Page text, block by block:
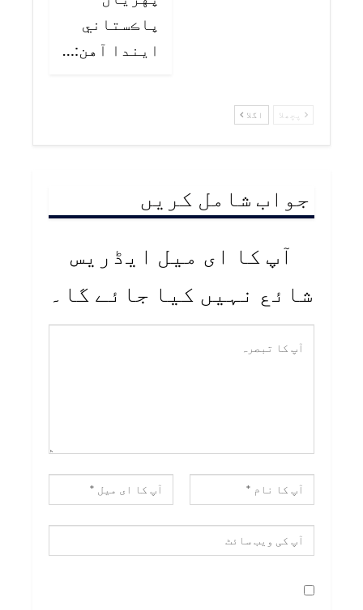
پاڪستاني
ايندا آهن:…
پچھلا اگلا
جواب شامل کریں
آپ کا ای میل ایڈریس
شائع نہیں کیا جائے گا۔